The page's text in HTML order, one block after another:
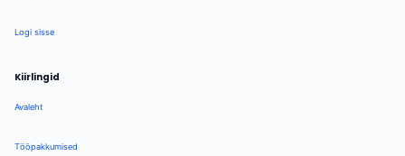
Logi sisse
Kiirlingid
Avaleht
Tööpakkumised